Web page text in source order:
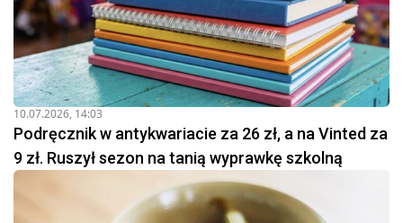
10.07.2026, 14:03
Podręcznik w antykwariacie za 26 zł, a na Vinted za
9 zł. Ruszył sezon na tanią wyprawkę szkolną